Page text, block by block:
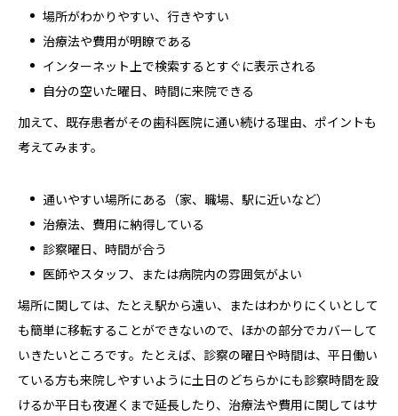
場所がわかりやすい、行きやすい
治療法や費用が明瞭である
インターネット上で検索するとすぐに表示される
自分の空いた曜日、時間に来院できる
加えて、既存患者がその歯科医院に通い続ける理由、ポイントも
考えてみます。
通いやすい場所にある（家、職場、駅に近いなど）
治療法、費用に納得している
診察曜日、時間が合う
医師やスタッフ、または病院内の雰囲気がよい
場所に関しては、たとえ駅から遠い、またはわかりにくいとして
も簡単に移転することができないので、ほかの部分でカバーして
いきたいところです。たとえば、診察の曜日や時間は、平日働い
ている方も来院しやすいように土日のどちらかにも診察時間を設
けるか平日も夜遅くまで延長したり、治療法や費用に関してはサ